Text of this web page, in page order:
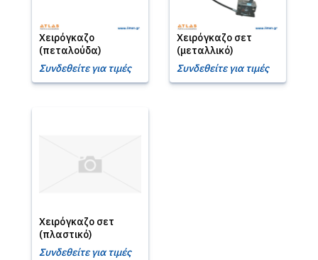
Χειρόγκαζο
(πεταλούδα)
Συνδεθείτε για τιμές
Χειρόγκαζο σετ
(μεταλλικό)
Συνδεθείτε για τιμές
Χειρόγκαζο σετ
(πλαστικό)
Συνδεθείτε για τιμές